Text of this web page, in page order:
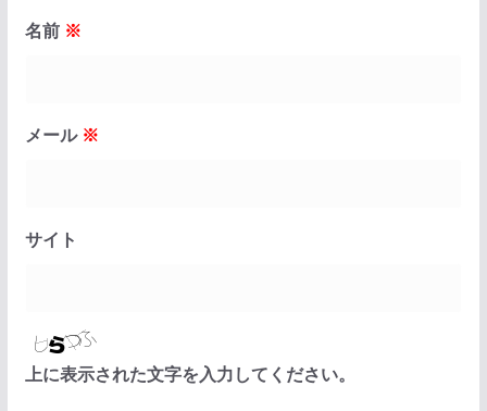
名前 ※
メール ※
サイト
上に表示された文字を入力してください。